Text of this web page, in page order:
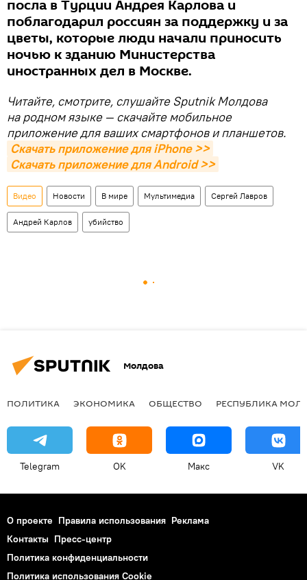
посла в Турции Андрея Карлова и
поблагодарил россиян за поддержку и за
цветы, которые люди начали приносить
ночью к зданию Министерства
иностранных дел в Москве.
Читайте, смотрите, слушайте Sputnik Молдова
на родном языке — скачайте мобильное
приложение для ваших смартфонов и планшетов.
Скачать приложение для iPhone >>
Скачать приложение для Android >>
Видео Новости В мире Мультимедиа Сергей Лавров
Андрей Карлов убийство
Молдова
ПОЛИТИКА ЭКОНОМИКА ОБЩЕСТВО РЕСПУБЛИКА
Telegram OK Макс VK
О проекте Правила использования Реклама
Контакты Пресс-центр
Политика конфиденциальности
Политика использования Cookie